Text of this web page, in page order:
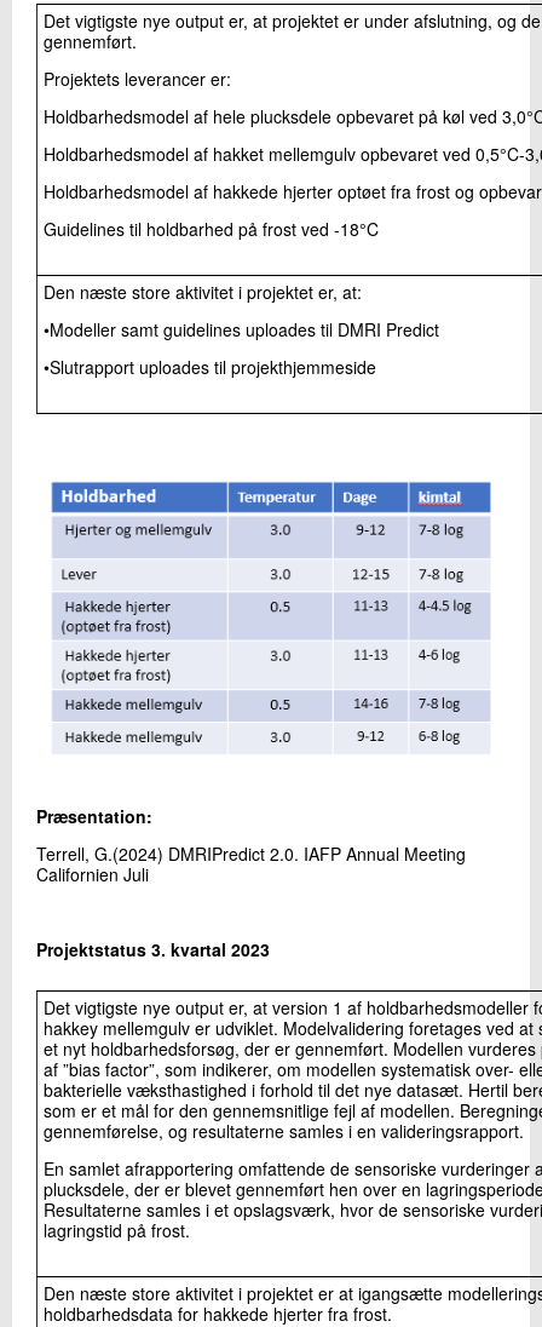
Det vigtigste nye output er, at projektet er under afslutning, og
gennemført.
Projektets leverancer er:
Holdbarhedsmodel af hele plucksdele opbevaret på køl ved
Holdbarhedsmodel af hakket mellemgulv opbevaret ved 0,5°C-
Holdbarhedsmodel af hakkede hjerter optøet fra frost og
Guidelines til holdbarhed på frost ved -18°C
Den næste store aktivitet i projektet er, at:
•Modeller samt guidelines uploades til DMRI Predict
•Slutrapport uploades til projekthjemmeside
Præsentation:
Terrell, G.(2024) DMRIPredict 2.0. IAFP Annual Meeting
Californien Juli
Projektstatus 3. kvartal 2023
Det vigtigste nye output er, at version 1 af holdbarhedsmodeller
hakkey mellemgulv er udviklet. Modelvalidering foretages ved
et nyt holdbarhedsforsøg, der er gennemført. Modellen
af ”bias factor”, som indikerer, om modellen systematisk over-
bakterielle væksthastighed i forhold til det nye datasæt. Hertil
som er et mål for den gennemsnitlige fejl af modellen.
gennemførelse, og resultaterne samles i en valideringsrapport.
En samlet afrapportering omfattende de sensoriske vurderinger
plucksdele, der er blevet gennemført hen over en
Resultaterne samles i et opslagsværk, hvor de sensoriske
lagringstid på frost.
Den næste store aktivitet i projektet er at igangsætte
holdbarhedsdata for hakkede hjerter fra frost.